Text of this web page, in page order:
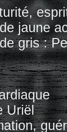
jaune
gris :
Uriël